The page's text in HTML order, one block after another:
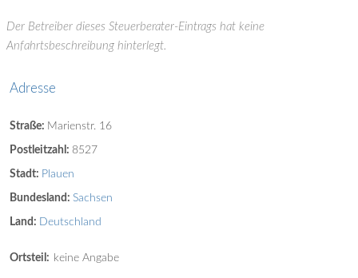
Der Betreiber dieses Steuerberater-Eintrags hat keine
Anfahrtsbeschreibung hinterlegt.
Adresse
Straße: Marienstr. 16
Postleitzahl: 8527
Stadt: Plauen
Bundesland: Sachsen
Land: Deutschland
Ortsteil: keine Angabe